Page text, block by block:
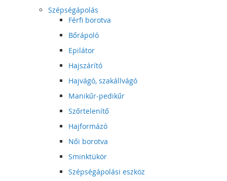
Szépségápolás
Férfi borotva
Bőrápoló
Epilátor
Hajszárító
Hajvágó, szakállvágó
Manikűr-pedikűr
Szőrtelenítő
Hajformázó
Női borotva
Sminktükör
Szépségápolási eszköz